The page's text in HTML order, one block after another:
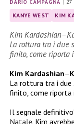
DARIO CAMPAGNA | 27
KANYE WEST KIM
Kim
La rottura tra i due
finito, come
Kim Kardashian–
La rottura tra i due
finito, come
Il segnale
Natale. Kim